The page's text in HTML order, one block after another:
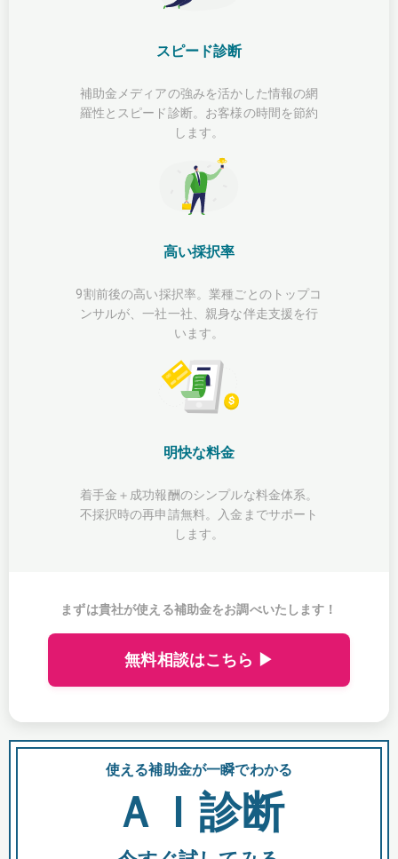
スピード診断
補助金メディアの強みを活かした情報の網
羅性とスピード診断。お客様の時間を節約
します。
高い採択率
9割前後の高い採択率。業種ごとのトップコ
ンサルが、一社一社、親身な伴走支援を行
います。
明快な料金
着手金＋成功報酬のシンプルな料金体系。
不採択時の再申請無料。入金までサポート
します。
まずは貴社が使える補助金をお調べいたします！
無料相談はこちら ▶
使える補助金が一瞬でわかる
ＡＩ診断